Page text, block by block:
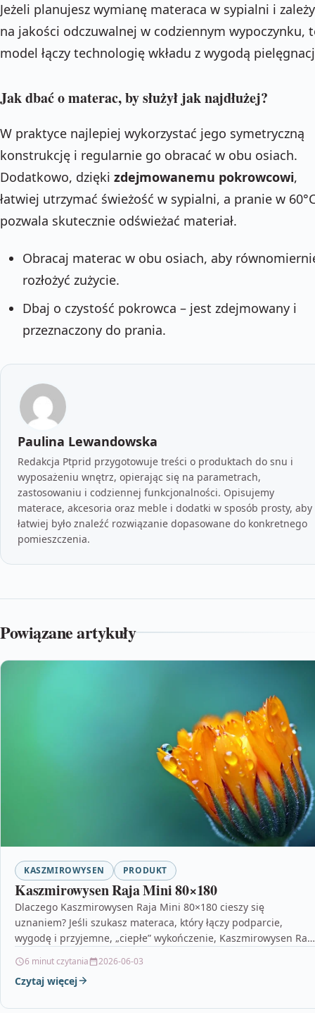
Jeżeli planujesz wymianę materaca w sypialni i
na jakości odczuwalnej w codziennym wypoczynku,
model łączy technologię wkładu z wygodą
Jak dbać o materac, by służył jak najdłużej?
W praktyce najlepiej wykorzystać jego symetryczną
konstrukcję i regularnie go obracać w obu osiach.
Dodatkowo, dzięki zdejmowanemu pokrowcowi,
łatwiej utrzymać świeżość w sypialni, a pranie w
pozwala skutecznie odświeżać materiał.
Obracaj materac w obu osiach, aby
rozłożyć zużycie.
Dbaj o czystość pokrowca – jest zdejmowany i
przeznaczony do prania.
Paulina Lewandowska
Redakcja Ptprid przygotowuje treści o produktach do snu i
wyposażeniu wnętrz, opierając się na parametrach,
zastosowaniu i codziennej funkcjonalności. Opisujemy
materace, akcesoria oraz meble i dodatki w sposób prosty, aby
łatwiej było znaleźć rozwiązanie dopasowane do konkretnego
pomieszczenia.
Powiązane artykuły
KASZMIROWYSEN PRODUKT
Kaszmirowysen Raja Mini 80×180
Dlaczego Kaszmirowysen Raja Mini 80×180 cieszy się
uznaniem? Jeśli szukasz materaca, który łączy podparcie,
wygodę i przyjemne, „ciepłe” wykończenie, Kaszmirowysen Raja
6 minut czytania 2026-06-03
Czytaj więcej